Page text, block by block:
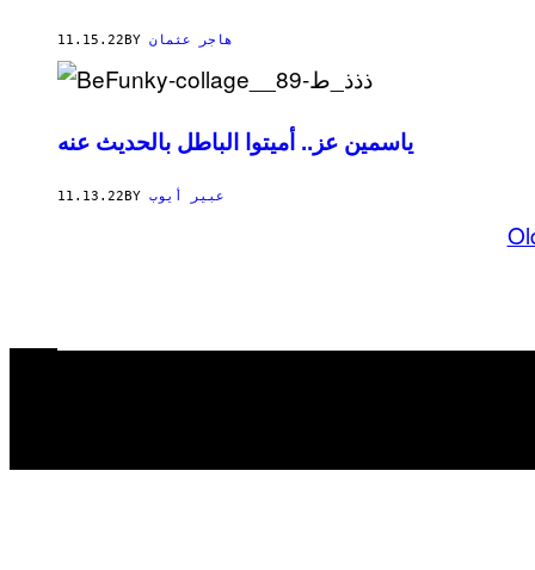
11.15.22BY هاجر عثمان
ياسمين عز.. أميتوا الباطل بالحديث عنه
11.13.22BY عبير أيوب